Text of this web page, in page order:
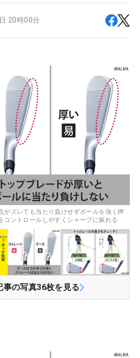
20時00分
がズレても当たり負けせずボールを強く押
コントロールしやすくシャープに振れる
事の写真36枚を見る